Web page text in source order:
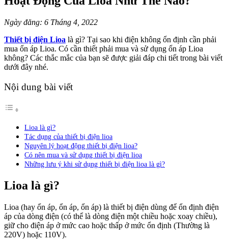
Ngày đăng: 6 Tháng 4, 2022
Thiết bị điện Lioa là gì? Tại sao khi điện không ổn định cần phải
mua ổn áp Lioa. Có cần thiết phải mua và sử dụng ổn áp Lioa
không? Các thắc mắc của bạn sẽ được giải đáp chi tiết trong bài viết
dưới đây nhé.
Nội dung bài viết
Lioa là gì?
Tác dụng của thiết bị điện lioa
Nguyên lý hoạt động thiết bị điện lioa?
Có nên mua và sử dụng thiết bị điện lioa
Những lưu ý khi sử dụng thiết bị điện lioa là gì?
Lioa là gì?
Lioa (hay ổn áp, ổn áp, ổn áp) là thiết bị điện dùng để ổn định điện
áp của dòng điện (có thể là dòng điện một chiều hoặc xoay chiều),
giữ cho điện áp ở mức cao hoặc thấp ở mức ổn định (Thường là
220V) hoặc 110V).